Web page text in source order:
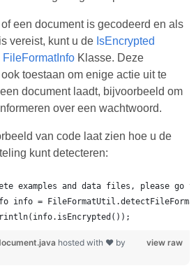
een document is gecodeerd en als
vereist, kunt u de IsEncrypted
FileFormatInfoKlasse. Deze
toestaan om enige actie uit te
document laadt, bijvoorbeeld om
over een wachtwoord.
van code laat zien hoe u de
kunt detecteren:
view raw
hosted with ❤ by